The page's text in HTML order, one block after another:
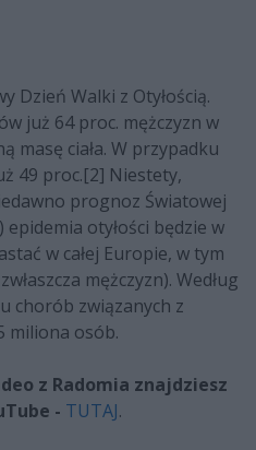
Dzień Walki z Otyłością.
już 64 proc. mężczyzn w
masę ciała. W przypadku
49 proc.[2] Niestety,
prognoz Światowej
otyłości będzie w
w całej Europie, w tym
mężczyzn). Według
chorób związanych z
miliona osób.
z Radomia znajdziesz
- TUTAJ.